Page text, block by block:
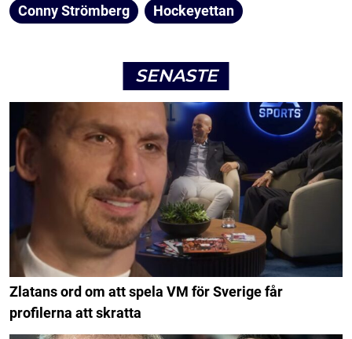
Conny Strömberg Hockeyettan
SENASTE
Zlatans ord om att spela VM för Sverige får
profilerna att skratta